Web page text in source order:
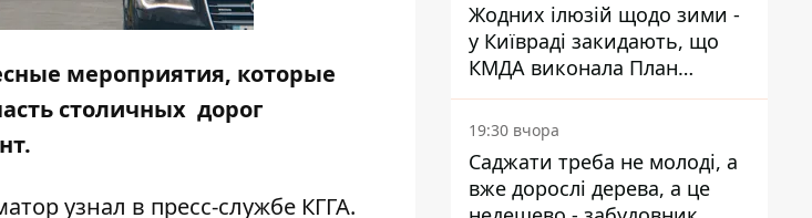
мероприятия, которые
столичных дорог
узнал в пресс-службе КГГА.
Жодних ілюзій щодо зими -
у Київраді закидають, що
КМДА виконала План
стійкості на 20%
19:30 вчора
Саджати треба не молоді, а
вже дорослі дерева, а це